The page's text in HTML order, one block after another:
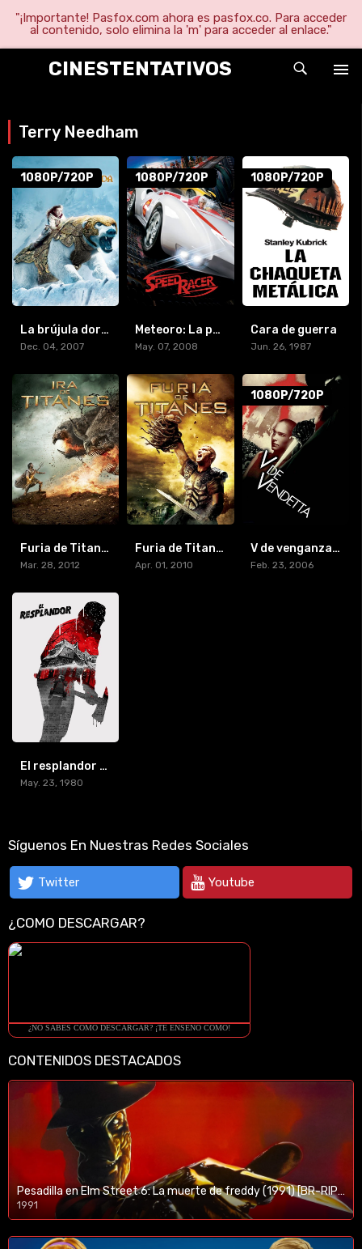
"¡Importante! Pasfox.com ahora es pasfox.co. Para acceder
al contenido, solo elimina la 'm' para acceder al enlace."
CINESTENTATIVOS
Terry Needham
1080P/720P
La brújula dorada (2020) [BR-RIP] [HD-1080p]
Dec. 04, 2007
1080P/720P
Meteoro: La película
May. 07, 2008
1080P/720P
Cara de guerra
Jun. 26, 1987
Furia de Titanes 2
Mar. 28, 2012
Furia de Titanes
Apr. 01, 2010
1080P/720P
V de venganza (2006) [BR-RIP] [HD-1080p]
Feb. 23, 2006
El resplandor (1980) [BR-RIP] [HD-720p]
May. 23, 1980
Síguenos En Nuestras Redes Sociales
Twitter Youtube
¿COMO DESCARGAR?
¿NO SABES COMO DESCARGAR? ¡TE ENSEÑO COMO!
CONTENIDOS DESTACADOS
Pesadilla en Elm Street 6: La muerte de freddy (1991) [BR-RIP] [HD-1080p]
1991